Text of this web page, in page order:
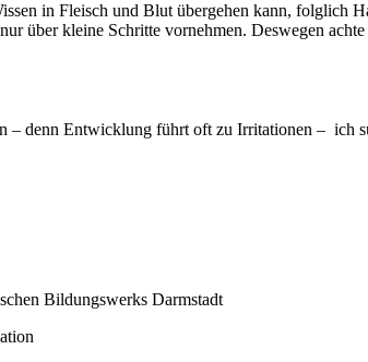
in Fleisch und Blut übergehen kann, folglich
über kleine Schritte vornehmen. Deswegen
denn Entwicklung führt oft zu Irritationen – ich
Bildungswerks Darmstadt